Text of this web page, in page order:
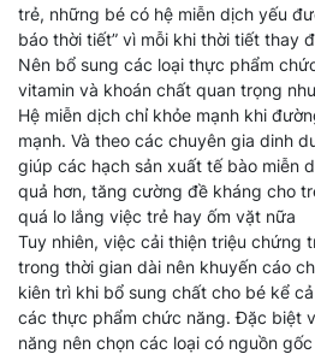
trẻ, những bé có hệ miễn dịch yếu
báo thời tiết” vì mỗi khi thời tiết thay
Nên bổ sung các loại thực phẩm
vitamin và khoán chất quan trọng
Hệ miễn dịch chỉ khỏe mạnh khi
mạnh. Và theo các chuyên gia dinh
giúp các hạch sản xuất tế bào miễn
quả hơn, tăng cường đề kháng cho
quá lo lắng việc trẻ hay ốm vặt nữa
Tuy nhiên, việc cải thiện triệu chứng
trong thời gian dài nên khuyến cáo
kiên trì khi bổ sung chất cho bé kể
các thực phẩm chức năng. Đặc biệt
năng nên chọn các loại có nguồn